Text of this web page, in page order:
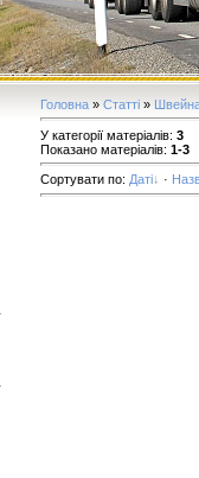
Головна » Статті »
У категорії матеріалів: 3
Показано матеріалів: 1-3
Сортувати по: Даті ·